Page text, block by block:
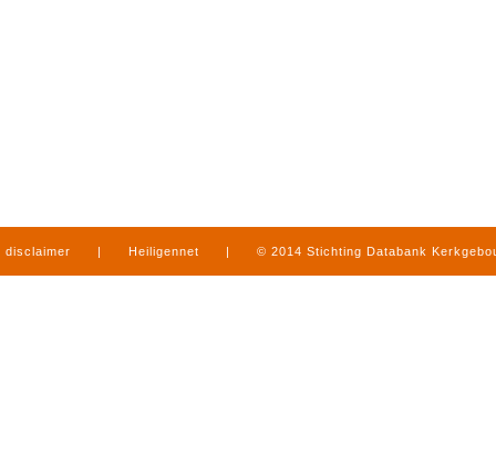
disclaimer | Heiligennet | © 2014 Stichting Databank